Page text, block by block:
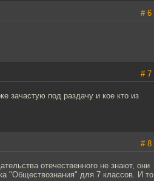
# 6
# 7
зачастую под раздачу и кое кто из
# 8
отечественного не знают, они
"Обществознания" для 7 классов. И то